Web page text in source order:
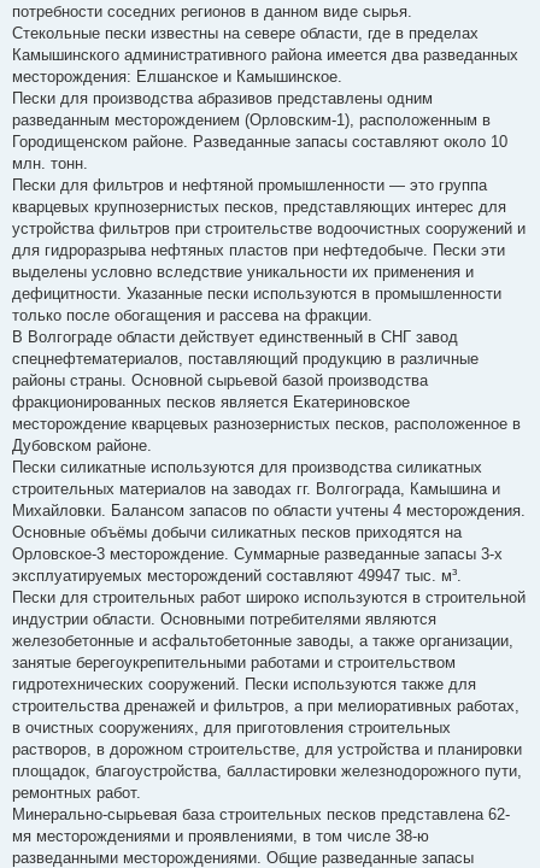
потребности соседних регионов в данном виде сырья.
Стекольные пески известны на севере области, где в пределах
Камышинского административного района имеется два разведанных
месторождения: Елшанское и Камышинское.
Пески для производства абразивов представлены одним
разведанным месторождением (Орловским-1), расположенным в
Городищенском районе. Разведанные запасы составляют около 10
млн. тонн.
Пески для фильтров и нефтяной промышленности — это группа
кварцевых крупнозернистых песков, представляющих интерес для
устройства фильтров при строительстве водоочистных сооружений и
для гидроразрыва нефтяных пластов при нефтедобыче. Пески эти
выделены условно вследствие уникальности их применения и
дефицитности. Указанные пески используются в промышленности
только после обогащения и рассева на фракции.
В Волгограде области действует единственный в СНГ завод
спецнефтематериалов, поставляющий продукцию в различные
районы страны. Основной сырьевой базой производства
фракционированных песков является Екатериновское
месторождение кварцевых разнозернистых песков, расположенное в
Дубовском районе.
Пески силикатные используются для производства силикатных
строительных материалов на заводах гг. Волгограда, Камышина и
Михайловки. Балансом запасов по области учтены 4 месторождения.
Основные объёмы добычи силикатных песков приходятся на
Орловское-3 месторождение. Суммарные разведанные запасы 3-х
эксплуатируемых месторождений составляют 49947 тыс. м³.
Пески для строительных работ широко используются в строительной
индустрии области. Основными потребителями являются
железобетонные и асфальтобетонные заводы, а также организации,
занятые берегоукрепительными работами и строительством
гидротехнических сооружений. Пески используются также для
строительства дренажей и фильтров, а при мелиоративных работах,
в очистных сооружениях, для приготовления строительных
растворов, в дорожном строительстве, для устройства и планировки
площадок, благоустройства, балластировки железнодорожного пути,
ремонтных работ.
Минерально-сырьевая база строительных песков представлена 62-
мя месторождениями и проявлениями, в том числе 38-ю
разведанными месторождениями. Общие разведанные запасы